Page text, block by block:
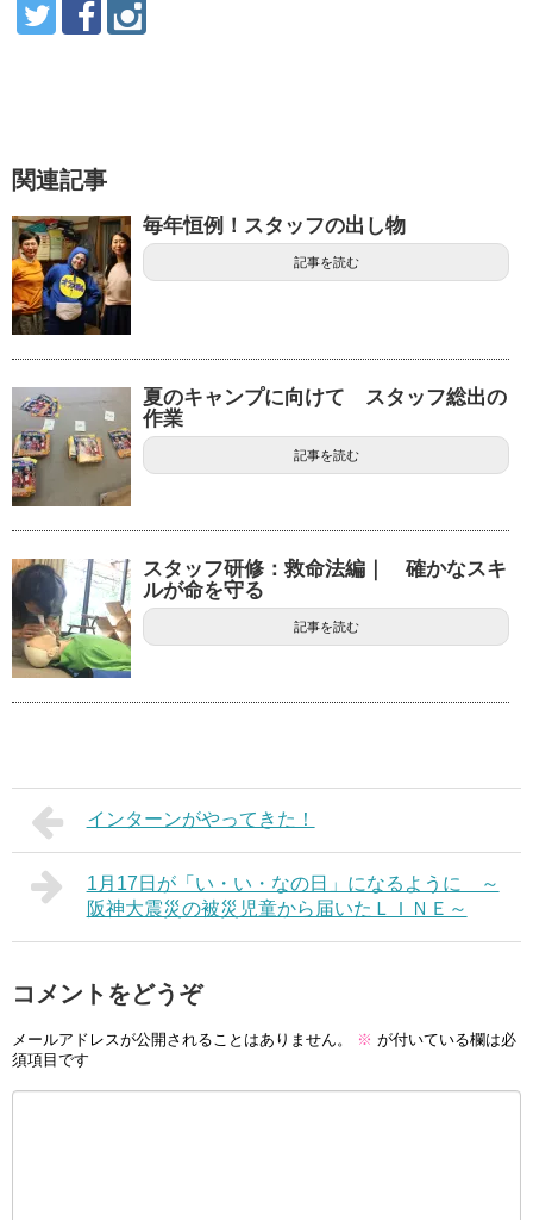
関連記事
毎年恒例！スタッフの出し物
記事を読む
夏のキャンプに向けて スタッフ総出の
作業
記事を読む
スタッフ研修：救命法編｜ 確かなスキ
ルが命を守る
記事を読む
インターンがやってきた！
1月17日が「い・い・なの日」になるように ～
阪神大震災の被災児童から届いたＬＩＮＥ～
コメントをどうぞ
メールアドレスが公開されることはありません。 ※ が付いている欄は必
須項目です